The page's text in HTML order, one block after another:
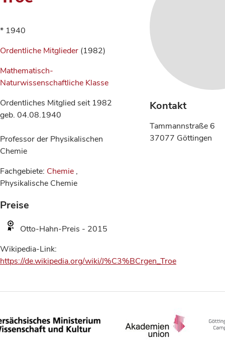
* 1940
Ordentliche Mitglieder (1982)
Mathematisch-
Naturwissenschaftliche Klasse
Ordentliches Mitglied seit 1982
geb. 04.08.1940
Professor der Physikalischen
Chemie
Fachgebiete: Chemie ,
Physikalische Chemie
Preise
Otto-Hahn-Preis - 2015
Wikipedia-Link:
https://de.wikipedia.org/wiki/J%C3%BCrgen_Troe
Kontakt
Tammannstraße 6
37077 Göttingen